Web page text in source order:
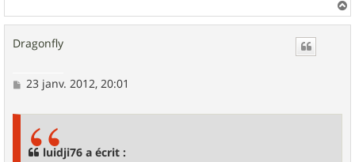
a
Dragonfly
M
23 janv. 2012, 20:01
luidji76 a écrit :